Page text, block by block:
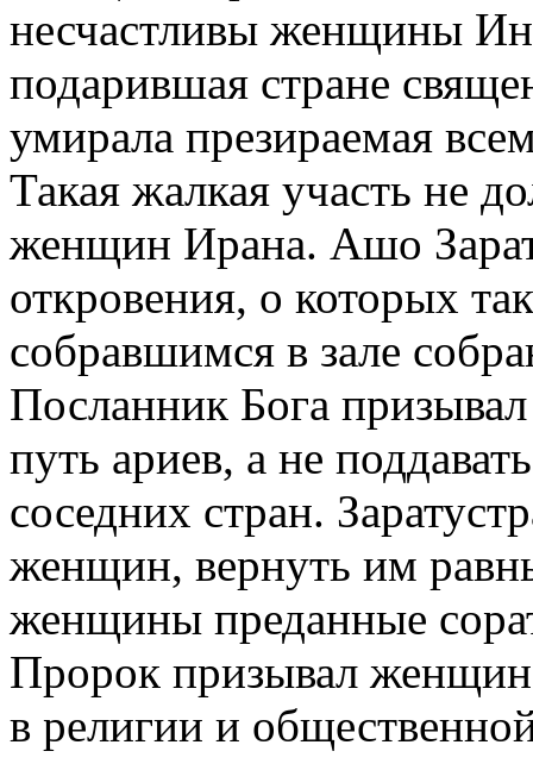
несчастливы женщины
подарившая стране
умирала презираемая
Такая жалкая участь не
женщин Ирана. Ашо
откровения, о которых
собравшимся в зале
Посланник Бога
путь ариев, а не
соседних стран.
женщин, вернуть им
женщины преданные
Пророк призывал женщин
в религии и